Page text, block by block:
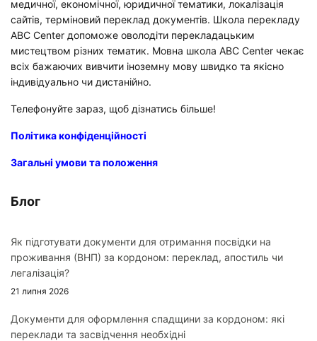
медичної, економічної, юридичної тематики, локалізація
сайтів, терміновий переклад документів. Школа перекладу
ABC Center допоможе оволодіти перекладацьким
мистецтвом різних тематик. Мовна школа ABC Center чекає
всіх бажаючих вивчити іноземну мову швидко та якісно
індивідуально чи дистанійно.
Телефонуйте зараз, щоб дізнатись більше!
Політика конфіденційності
Загальні умови та положення
Блог
Як підготувати документи для отримання посвідки на
проживання (ВНП) за кордоном: переклад, апостиль чи
легалізація?
21 липня 2026
Документи для оформлення спадщини за кордоном: які
переклади та засвідчення необхідні